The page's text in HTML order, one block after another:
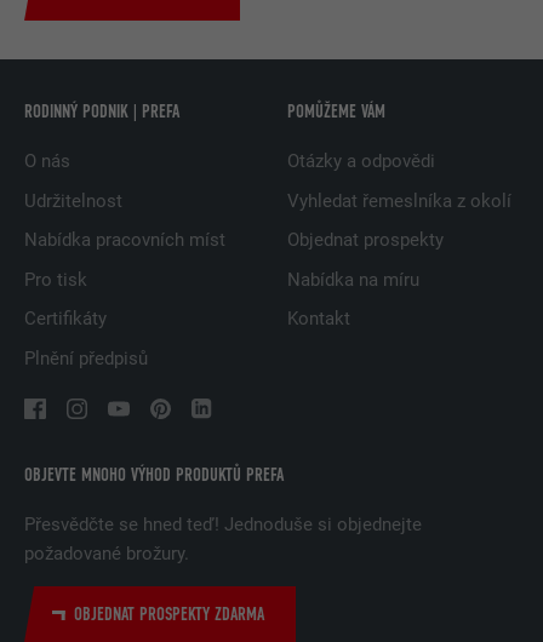
OBJEVTE MNOHO VÝHOD PRODUKTŮ PREFA
Přesvědčte se hned teď! Jednoduše si objednejte
požadované brožury.
OBJEDNAT PROSPEKTY ZDARMA
RODINNÝ PODNIK | PREFA
O nás
Udržitelnost
Nabídka pracovních míst
Pro tisk
Certifikáty
Plnění předpisů
POMŮŽEME VÁM
Otázky a odpovědi
Vyhledat řemeslníka z okolí
Objednat prospekty
Nabídka na míru
Kontakt